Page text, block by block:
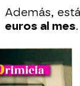
Además,
euros al mes.